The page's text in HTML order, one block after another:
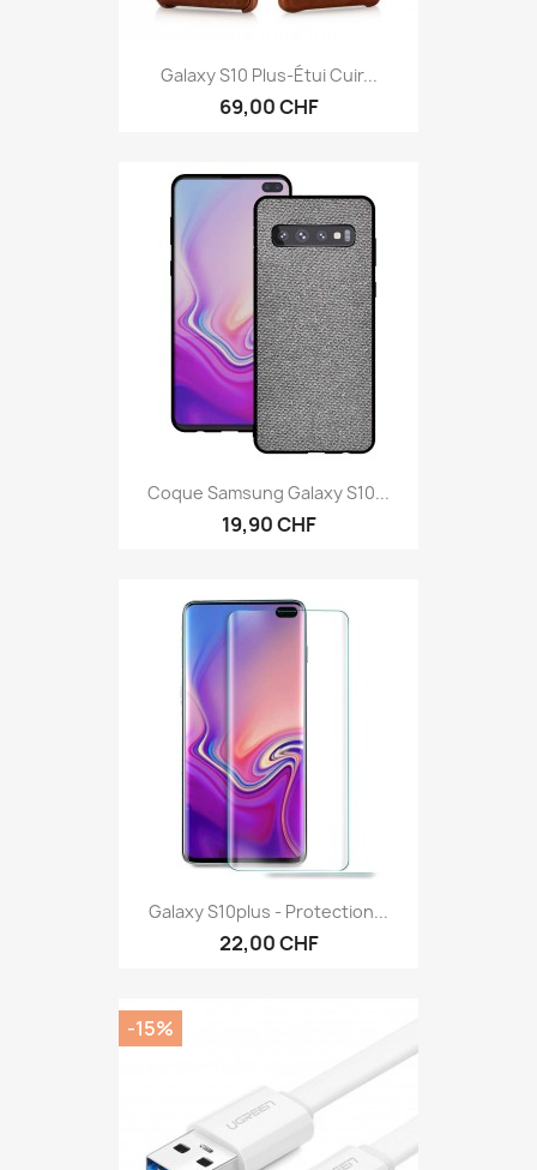
Galaxy S10 Plus-Étui Cuir...
69,00 CHF
Coque Samsung Galaxy S10...
19,90 CHF
Galaxy S10plus - Protection...
22,00 CHF
-15%